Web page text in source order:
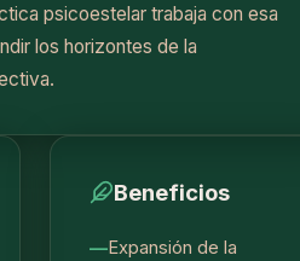
psicoestelar trabaja con esa
los horizontes de la
Beneficios
Expansión de la